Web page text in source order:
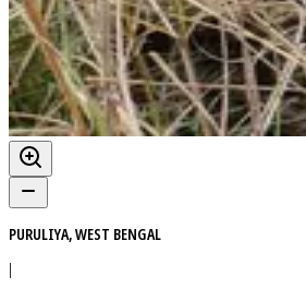
PURULIYA, WEST BENGAL
|